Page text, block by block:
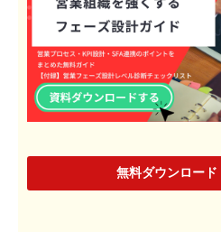
無料ダウンロード